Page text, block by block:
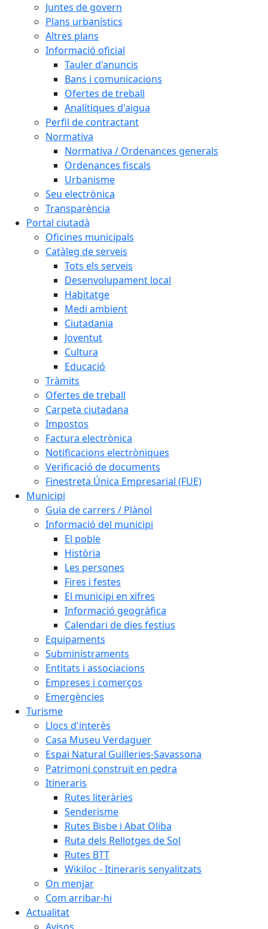
Juntes de govern
Plans urbanístics
Altres plans
Informació oficial
Tauler d'anuncis
Bans i comunicacions
Ofertes de treball
Analítiques d'aigua
Perfil de contractant
Normativa
Normativa / Ordenances generals
Ordenances fiscals
Urbanisme
Seu electrònica
Transparència
Portal ciutadà
Oficines municipals
Catàleg de serveis
Tots els serveis
Desenvolupament local
Habitatge
Medi ambient
Ciutadania
Joventut
Cultura
Educació
Tràmits
Ofertes de treball
Carpeta ciutadana
Impostos
Factura electrònica
Notificacions electròniques
Verificació de documents
Finestreta Única Empresarial (FUE)
Municipi
Guia de carrers / Plànol
Informació del municipi
El poble
Història
Les persones
Fires i festes
El municipi en xifres
Informació geogràfica
Calendari de dies festius
Equipaments
Subministraments
Entitats i associacions
Empreses i comerços
Emergències
Turisme
Llocs d'interès
Casa Museu Verdaguer
Espai Natural Guilleries-Savassona
Patrimoni construït en pedra
Itineraris
Rutes literàries
Senderisme
Rutes Bisbe i Abat Oliba
Ruta dels Rellotges de Sol
Rutes BTT
Wikiloc - Itineraris senyalitzats
On menjar
Com arribar-hi
Actualitat